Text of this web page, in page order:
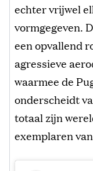
echter vrijwel
vormgegeven.
een opvallend
agressieve
waarmee de
onderscheidt
totaal zijn
exemplaren